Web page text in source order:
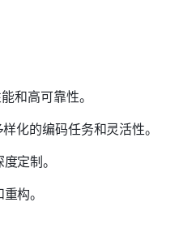
和高可靠性。
化的编码任务和灵活性。
定制。
构。